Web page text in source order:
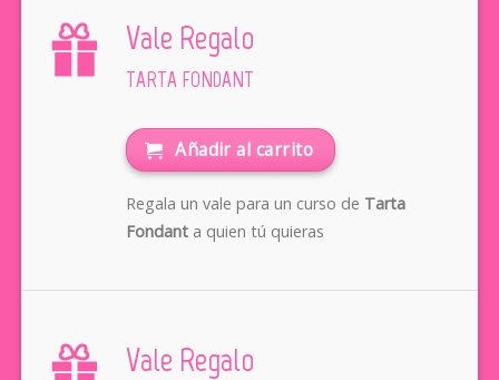
Vale Regalo
TARTA FONDANT
Añadir al carrito
Regala un vale para un curso de Tarta
Fondanta quien tú quieras
Vale Regalo